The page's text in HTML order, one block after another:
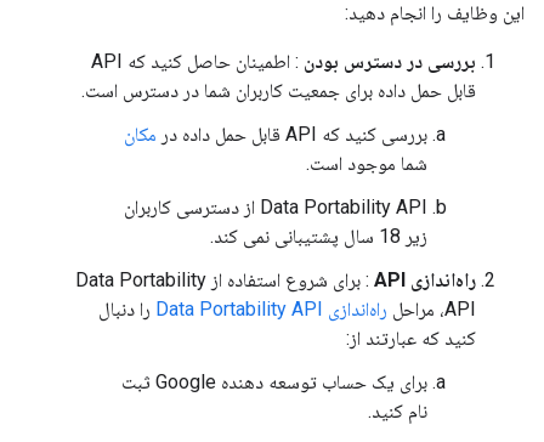
این وظایف را انجام دهید:
بررسی در دسترس بودن
: اطمینان حاصل کنید که API
قابل حمل داده برای جمعیت کاربران شما در دسترس است.
بررسی کنید که API قابل حمل داده در
مکان
شما موجود است.
Data Portability API از دسترسی کاربران
زیر 18 سال پشتیبانی نمی کند.
راه‌اندازی API
: برای شروع استفاده از Data Portability
API، مراحل
راه‌اندازی Data Portability API
را دنبال
کنید که عبارتند از:
برای یک حساب توسعه دهنده Google ثبت
نام کنید.